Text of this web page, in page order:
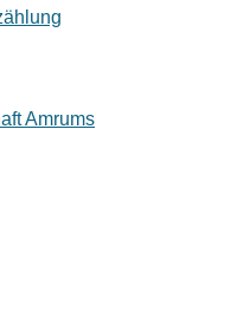
Amrums